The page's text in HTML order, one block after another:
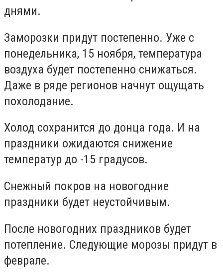
днями.
Заморозки придут постепенно. Уже с
понедельника, 15 ноября, температура
воздуха будет постепенно снижаться.
Даже в ряде регионов начнут ощущать
похолодание.
Холод сохранится до донца года. И на
праздники ожидаются снижение
температур до -15 градусов.
Снежный покров на новогодние
праздники будет неустойчивым.
После новогодних праздников будет
потепление. Следующие морозы придут в
феврале.